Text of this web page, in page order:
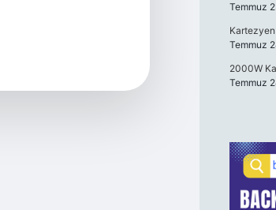
Temmuz
Temmuz
2000W
Temmuz